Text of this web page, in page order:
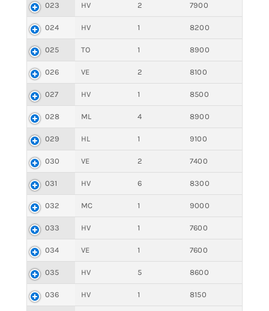
023 HV 2 7900
024 HV 1 8200
025 TO 1 8900
026 VE 2 8100
027 HV 1 8500
028 ML 4 8900
029 HL 1 9100
030 VE 2 7400
031 HV 6 8300
032 MC 1 9000
033 HV 1 7600
034 VE 1 7600
035 HV 5 8600
036 HV 1 8150